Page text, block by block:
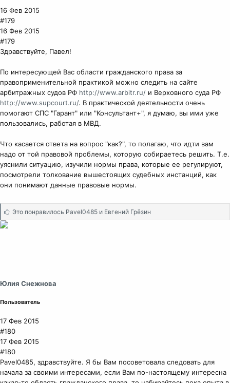
16 Фев 2015
#179
16 Фев 2015
#179
Здравствуйте, Павел!
По интересующей Вас области гражданского права за
правоприменительной практикой можно следить на сайте
арбитражных судов РФ http://www.arbitr.ru/ и Верховного суда РФ
http://www.supcourt.ru/. В практической деятельности очень
помогают СПС "Гарант" или "Консультант+", я думаю, вы ими уже
пользовались, работая в МВД.
Что касается ответа на вопрос "как?", то полагаю, что идти вам
надо от той правовой проблемы, которую собираетесь решить. Т.е.
уяснили ситуацию, изучили нормы права, которые ее регулируют,
посмотрели толкование вышестоящих судебных инстанций, как
они понимают данные правовые нормы.
С
и
Это понравилось Pavel0485и Евгений Грёзин
Юлия Снежнова
Пользователь
17 Фев 2015
#180
17 Фев 2015
#180
Pavel0485, здравствуйте. Я бы Вам посоветовала следовать для
начала за своими интересами, если Вам по-настоящему интересна